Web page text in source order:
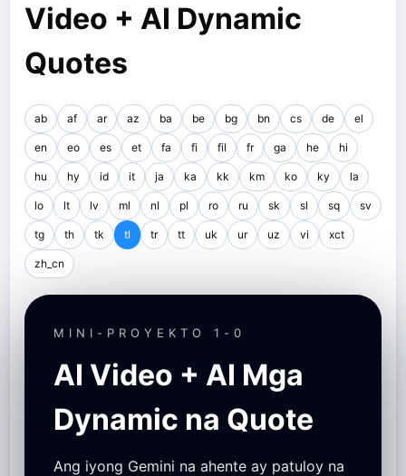
Video + AI Dynamic
Quotes
ab af ar az ba be bg bn cs de el
en eo es et fa fi fil fr ga he hi
hu hy id it ja ka kk km ko ky la
lo lt lv ml nl pl ro ru sk sl sq sv
tg th tk tl tr tt uk ur uz vi xct
zh_cn
MINI-PROYEKTO 1-0
AI Video + AI Mga
Dynamic na Quote
Ang iyong Gemini na ahente ay patuloy na